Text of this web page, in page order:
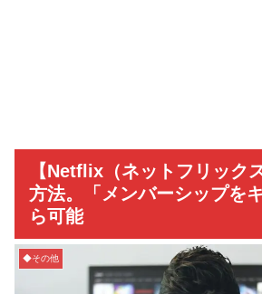
【Netflix（ネットフリック
方法。「メンバーシップを
ら可能
◆その他